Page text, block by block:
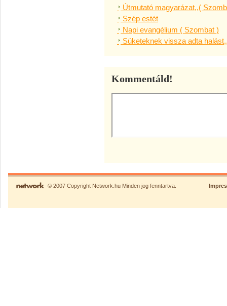
Útmutató magyarázat,,(
Szép estét
Napi evangélium ( Szombat )
Süketeknek vissza adta
Kommentáld!
© 2007 Copyright Network.hu Minden jog fenntartva.